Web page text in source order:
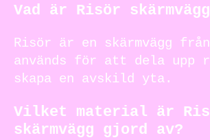
Vad är Risör
Risör är en skärmvägg
används för att dela upp
skapa en avskild yta.
Vilket material är
skärmvägg gjord av?